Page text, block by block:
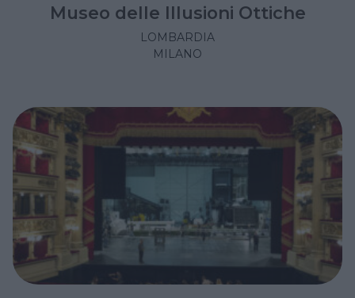
Museo delle Illusioni Ottiche
LOMBARDIA
MILANO